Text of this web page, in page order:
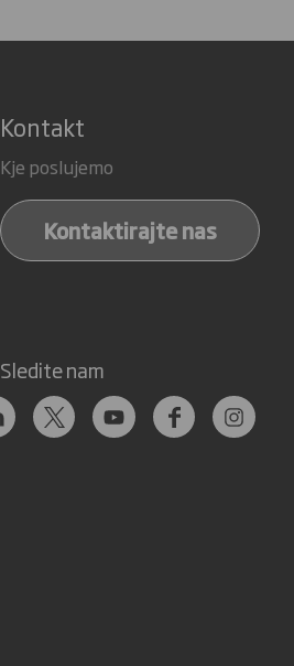
Kontakt
Kje poslujemo
Kontaktirajte nas
Sledite nam